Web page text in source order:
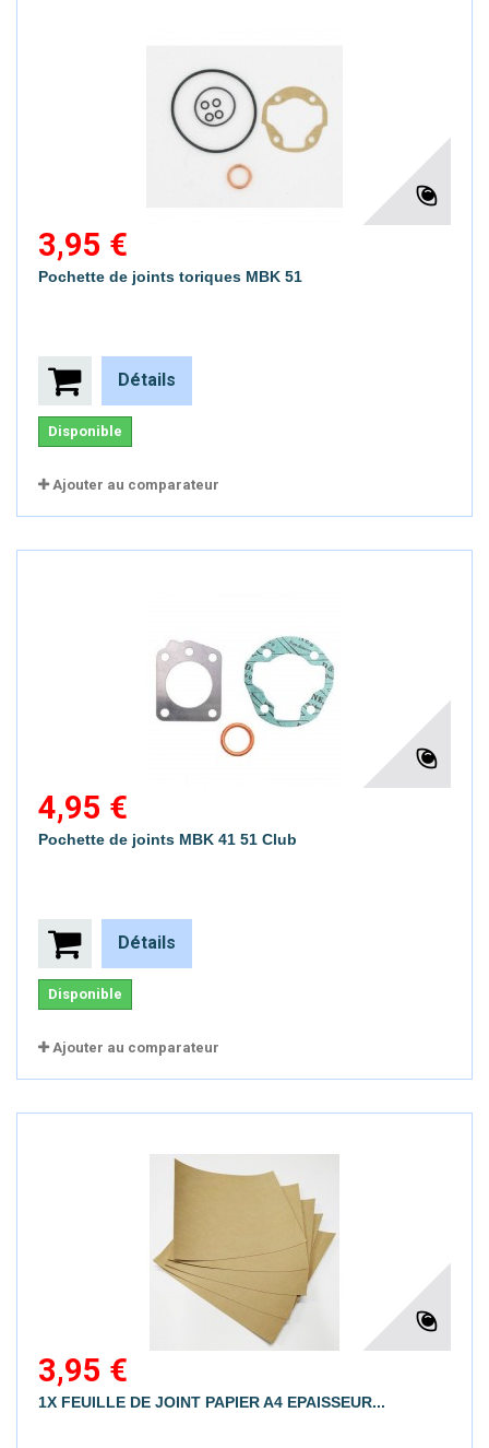
3,95 €
Pochette de joints toriques MBK 51
Détails
Disponible
Ajouter au comparateur
4,95 €
Pochette de joints MBK 41 51 Club
Détails
Disponible
Ajouter au comparateur
3,95 €
1X FEUILLE DE JOINT PAPIER A4 EPAISSEUR...